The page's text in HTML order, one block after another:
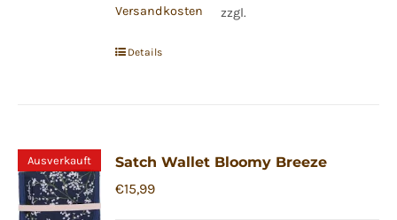
zzgl.
Versandkosten
Details
Ausverkauft
Satch Wallet Bloomy Breeze
€15,99